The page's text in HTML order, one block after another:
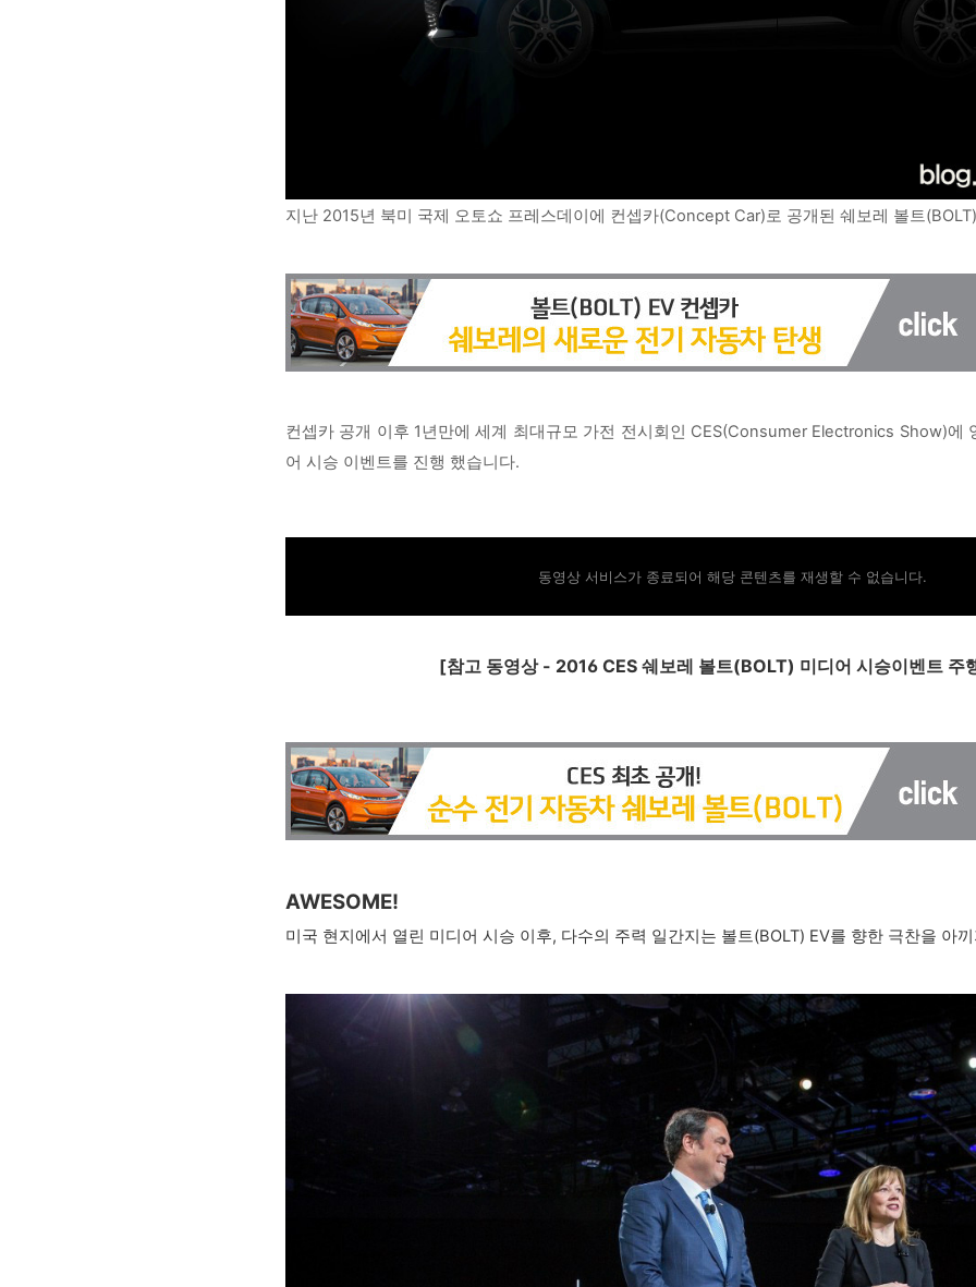
지난 2015년 북미 국제 오토쇼 프레스데이에 컨셉카(Concept Car)로 공개된 쉐보레 볼트
컨셉카 공개 이후 1년만에 세계 최대규모 가전 전시회인 CES(Consumer Electronics Show)에
어 시승 이벤트를 진행 했습니다.
동영상 서비스가 종료되어 해당 콘텐츠를 재생할 수 없습니다.
[참고 동영상 - 2016 CES 쉐보레 볼트(BOLT) 미디어 시승이벤트 주
AWESOME!
미국 현지에서 열린 미디어 시승 이후, 다수의 주력 일간지는 볼트(BOLT) EV를 향한 극찬을 아